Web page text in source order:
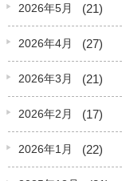
2026年5月 (21)
2026年4月 (27)
2026年3月 (21)
2026年2月 (17)
2026年1月 (22)